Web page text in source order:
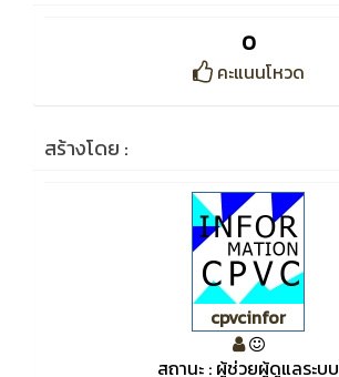
0
คะแนนโหวด
สร้างโดย :
cpvcinfor
สถานะ : ผู้ช่วยผู้ดูแลระบบ